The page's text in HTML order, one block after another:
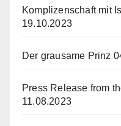
Komplizenschaft mit
19.10.2023
Der grausame Prinz
Press Release from
11.08.2023